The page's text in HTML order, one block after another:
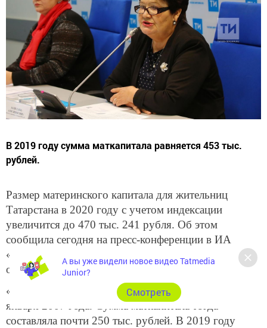
В 2019 году сумма маткапитала равняется 453 тыс.
рублей.
Размер материнского капитала для жительниц
Татарстана в 2020 году с учетом индексации
увеличится до 470 тыс. 241 рубля. Об этом
сообщила сегодня на пресс-конференции в ИА
«Татар-информ» заместитель управляющего
отделением ПФР по РТ Асия Валиуллина.
«Программа маткапитала действует в стране с 1
января 2007 года. Сумма маткапитала тогда
составляла почти 250 тыс. рублей. В 2019 году
А вы уже видели новое видео Tatmedia
Junior?
Cмотреть